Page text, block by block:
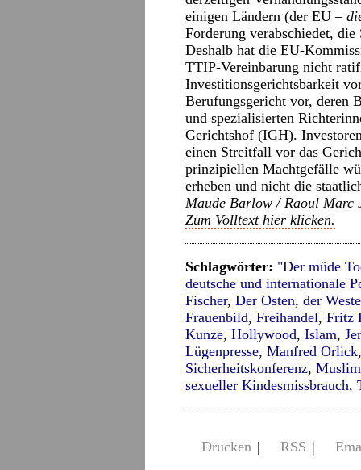
einigen Ländern (der EU –
Forderung verabschiedet, die
Deshalb hat die EU-
TTIP-Vereinbarung nicht
Investitionsgerichtsbarkeit
Berufungsgericht vor, deren
und spezialisierten
Gerichtshof (IGH).
einen Streitfall vor das
prinzipiellen Machtgefälle
erheben und nicht die
Maude Barlow / Raoul Marc
Zum Volltext hier klicken.
Schlagwörter: "Der müde
deutsche und internationale
Fischer, Der Osten, der
Frauenbild, Freihandel, Fritz
Kunze, Hollywood, Islam,
Lügenpresse, Manfred Orlick
Sicherheitskonferenz, Muslim
sexueller Kindesmissbrauch,
Drucken | RSS |